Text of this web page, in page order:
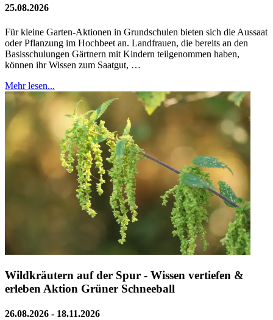
25.08.2026
Für kleine Garten-Aktionen in Grundschulen bieten sich die Aussaat
oder Pflanzung im Hochbeet an. Landfrauen, die bereits an den
Basisschulungen Gärtnern mit Kindern teilgenommen haben,
können ihr Wissen zum Saatgut, …
Mehr lesen...
Wildkräutern auf der Spur - Wissen vertiefen &
erleben Aktion Grüner Schneeball
26.08.2026 - 18.11.2026